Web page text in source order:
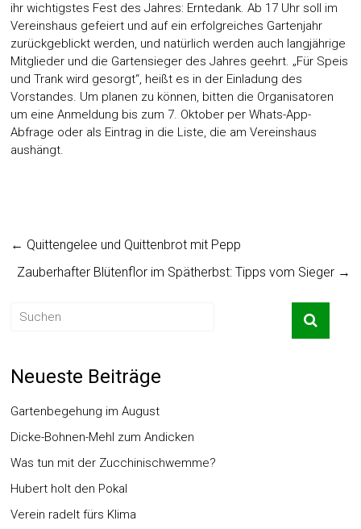
ihr wichtigstes Fest des Jahres: Erntedank. Ab 17 Uhr soll im
Vereinshaus gefeiert und auf ein erfolgreiches Gartenjahr
zurückgeblickt werden, und natürlich werden auch langjährige
Mitglieder und die Gartensieger des Jahres geehrt. „Für Speis
und Trank wird gesorgt“, heißt es in der Einladung des
Vorstandes. Um planen zu können, bitten die Organisatoren
um eine Anmeldung bis zum 7. Oktober per Whats-App-
Abfrage oder als Eintrag in die Liste, die am Vereinshaus
aushängt.
← Quittengelee und Quittenbrot mit Pepp
Zauberhafter Blütenflor im Spätherbst: Tipps vom Sieger →
Neueste Beiträge
Gartenbegehung im August
Dicke-Bohnen-Mehl zum Andicken
Was tun mit der Zucchinischwemme?
Hubert holt den Pokal
Verein radelt fürs Klima